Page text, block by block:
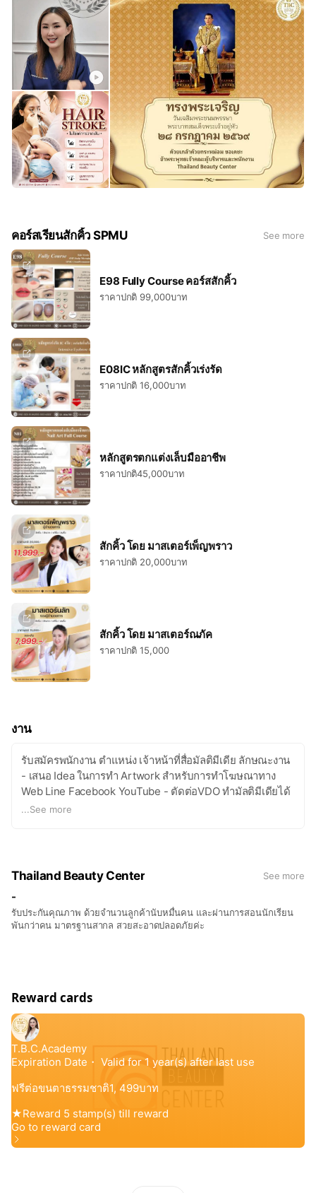
คอร์สเรียนสักคิ้ว SPMU See more
E98 Fully Course คอร์สสักคิ้ว
ราคาปกติ 99,000บาท
E08IC หลักสูตรสักคิ้วเร่งรัด
ราคาปกติ 16,000บาท
หลักสูตรตกแต่งเล็บมืออาชีพ
ราคาปกติ45,000บาท
สักคิ้ว โดย มาสเตอร์เพ็ญพราว
ราคาปกติ 20,000บาท
สักคิ้ว โดย มาสเตอร์ณภัค
ราคาปกติ 15,000
งาน
รับสมัครพนักงาน ตำแหน่ง เจ้าหน้าที่สื่อมัลติมีเดีย ลักษณะงาน
- เสนอ Idea ในการทำ Artwork สำหรับการทำโฆษณาทาง
Web Line Facebook YouTube - ตัดต่อVDO ทำมัลติมีเดียได้
งานสื่อออนไลน์ พร้อมใส่ภาพและเสียง ลงเอฟเฟ็ก - ออกแบบ
...See more
Thailand Beauty Center See more
-
รับประกันคุณภาพ ด้วยจำนวนลูกค้านับหมื่นคน และผ่านการสอนนักเรียน
พันกว่าคน มาตรฐานสากล สวยสะอาดปลอดภัยค่ะ
Reward cards